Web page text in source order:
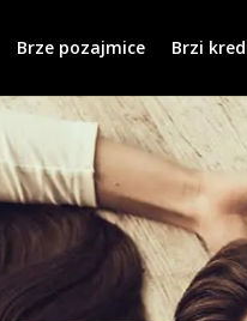
Brze pozajmice Brzi